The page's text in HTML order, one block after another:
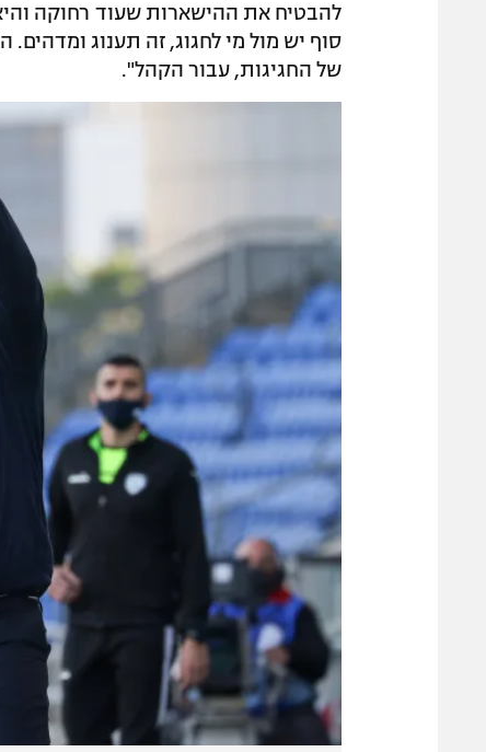
להבטיח את ההישארות שעוד רחוקה
סוף יש מול מי לחגוג, זה תענוג
של החגיגות, עבור הקהל".